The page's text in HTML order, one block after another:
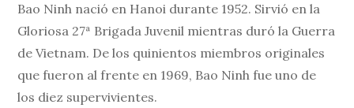
Bao Ninh nació en Hanoi durante 1952. Sirvió en la
Gloriosa 27ª Brigada Juvenil mientras duró la Guerra
de Vietnam. De los quinientos miembros originales
que fueron al frente en 1969, Bao Ninh fue uno de
los diez supervivientes.